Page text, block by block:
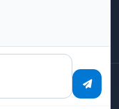
Mapa stránek